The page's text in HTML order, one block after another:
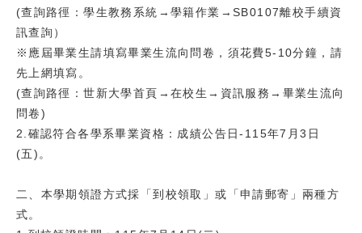
(查詢路徑：學生教務系統→學籍作業→SB0107離校手續資
訊查詢）
※應屆畢業生請填寫畢業生流向問卷，須花費5-10分鐘，請
先上網填寫。
(查詢路徑：世新大學首頁→在校生→資訊服務→畢業生流向
問卷)
2.確認符合各學系畢業資格：成績公告日-115年7月3日
(五)。
二、本學期領證方式採「到校領取」或「申請郵寄」兩種方
式。